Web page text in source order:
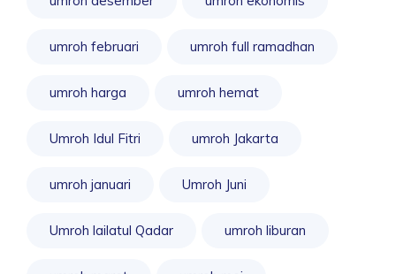
umroh februari umroh full ramadhan
umroh harga umroh hemat
Umroh Idul Fitri umroh Jakarta
umroh januari Umroh Juni
Umroh lailatul Qadar umroh liburan